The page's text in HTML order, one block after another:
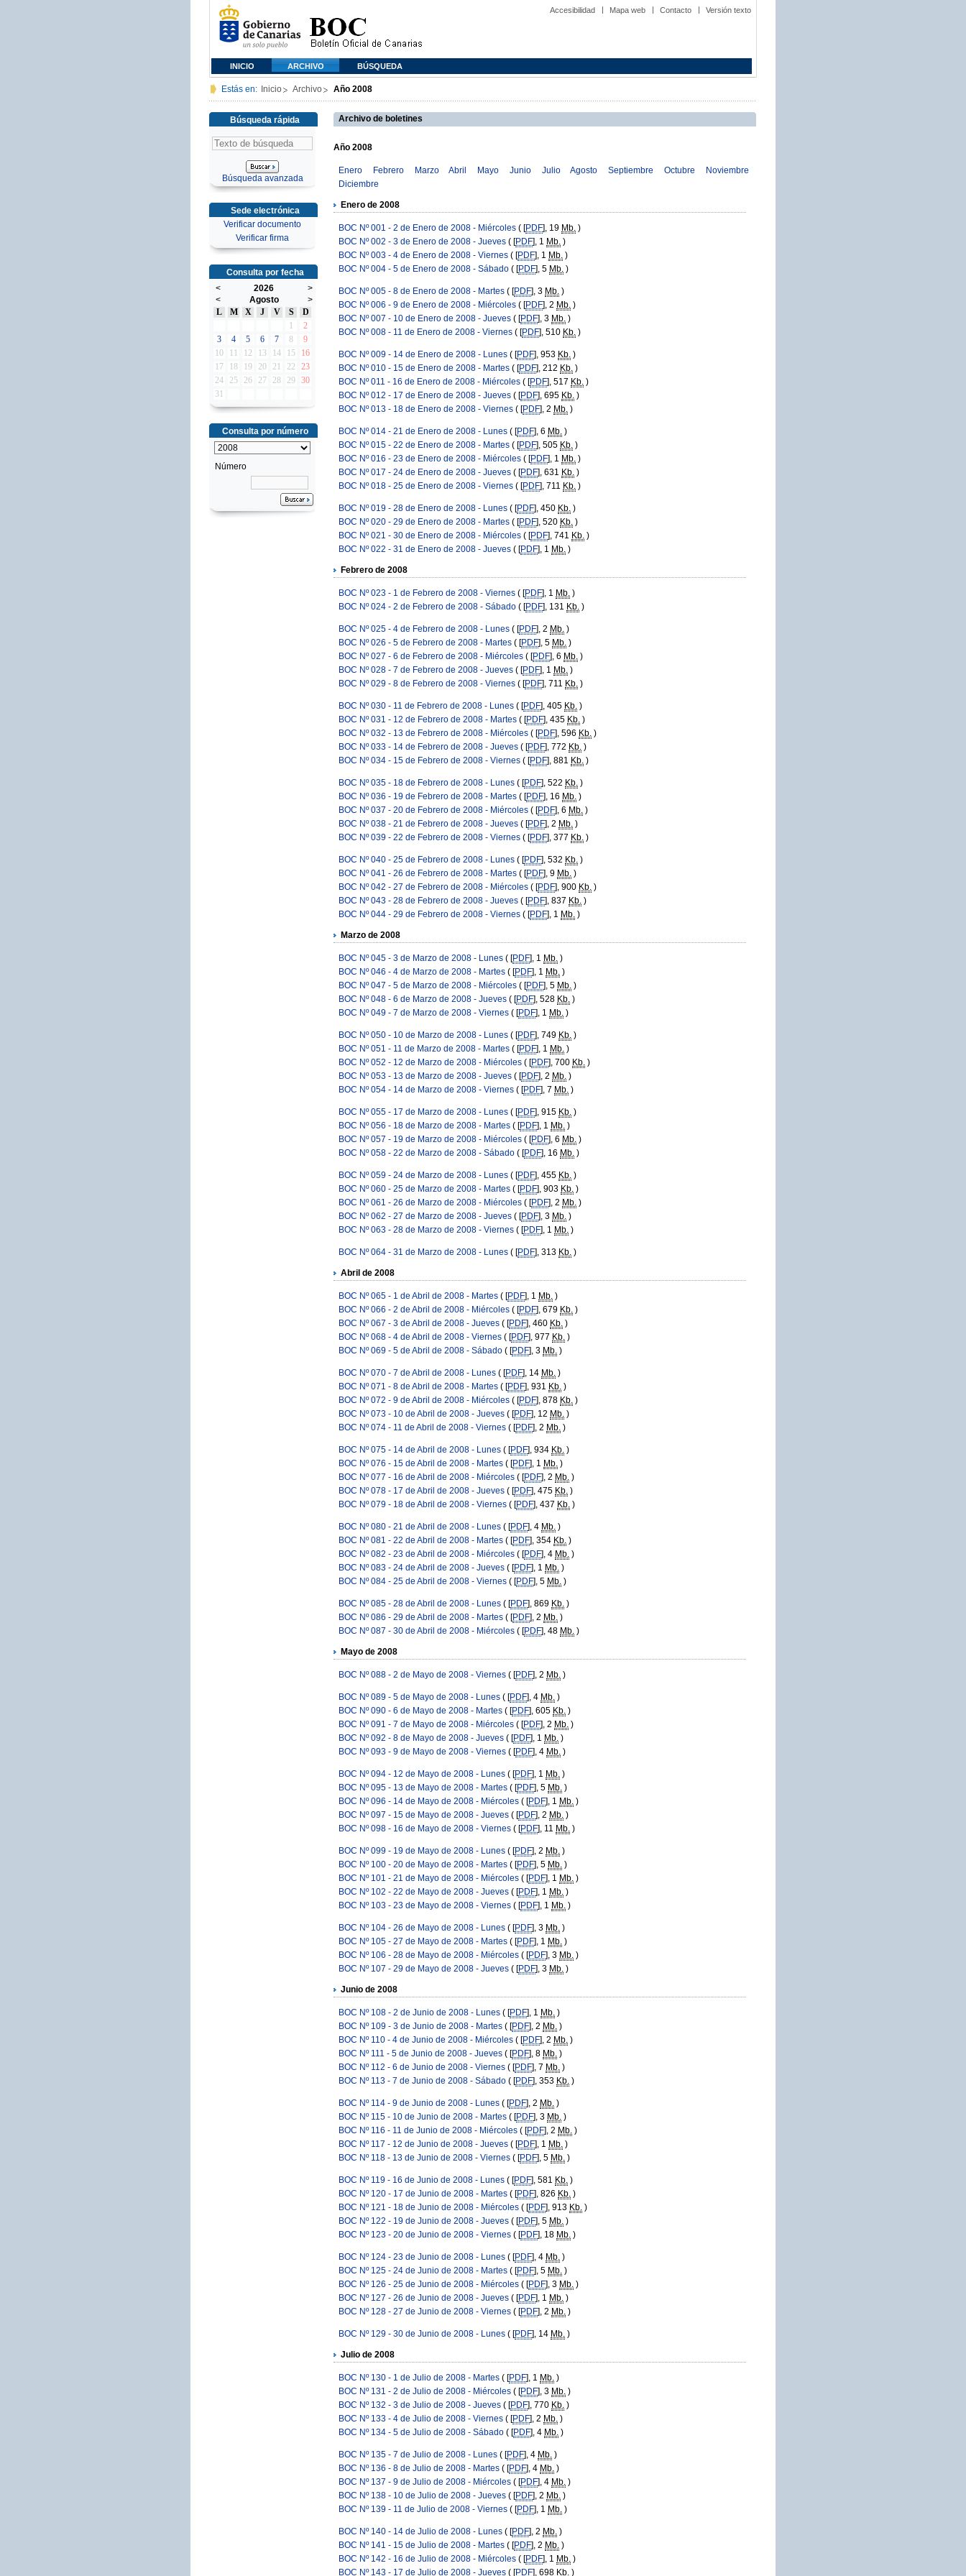
Accesibilidad Mapa web Contacto Versión texto
INICIO ARCHIVO BÚSQUEDA
Estás en: Inicio Archivo Año 2008
Archivo de boletines
Año 2008
Enero Febrero Marzo Abril Mayo Junio Julio Agosto Septiembre Octubre
Noviembre
Diciembre
Enero de 2008
BOC Nº 001 - 2 de Enero de 2008 - Miércoles ( [PDF], 19 Mb. )
BOC Nº 002 - 3 de Enero de 2008 - Jueves ( [PDF], 1 Mb. )
BOC Nº 003 - 4 de Enero de 2008 - Viernes ( [PDF], 1 Mb. )
BOC Nº 004 - 5 de Enero de 2008 - Sábado ( [PDF], 5 Mb. )
BOC Nº 005 - 8 de Enero de 2008 - Martes ( [PDF], 3 Mb. )
BOC Nº 006 - 9 de Enero de 2008 - Miércoles ( [PDF], 2 Mb. )
BOC Nº 007 - 10 de Enero de 2008 - Jueves ( [PDF], 3 Mb. )
BOC Nº 008 - 11 de Enero de 2008 - Viernes ( [PDF], 510 Kb. )
BOC Nº 009 - 14 de Enero de 2008 - Lunes ( [PDF], 953 Kb. )
BOC Nº 010 - 15 de Enero de 2008 - Martes ( [PDF], 212 Kb. )
BOC Nº 011 - 16 de Enero de 2008 - Miércoles ( [PDF], 517 Kb. )
BOC Nº 012 - 17 de Enero de 2008 - Jueves ( [PDF], 695 Kb. )
BOC Nº 013 - 18 de Enero de 2008 - Viernes ( [PDF], 2 Mb. )
BOC Nº 014 - 21 de Enero de 2008 - Lunes ( [PDF], 6 Mb. )
BOC Nº 015 - 22 de Enero de 2008 - Martes ( [PDF], 505 Kb. )
BOC Nº 016 - 23 de Enero de 2008 - Miércoles ( [PDF], 1 Mb. )
BOC Nº 017 - 24 de Enero de 2008 - Jueves ( [PDF], 631 Kb. )
BOC Nº 018 - 25 de Enero de 2008 - Viernes ( [PDF], 711 Kb. )
BOC Nº 019 - 28 de Enero de 2008 - Lunes ( [PDF], 450 Kb. )
BOC Nº 020 - 29 de Enero de 2008 - Martes ( [PDF], 520 Kb. )
BOC Nº 021 - 30 de Enero de 2008 - Miércoles ( [PDF], 741 Kb. )
BOC Nº 022 - 31 de Enero de 2008 - Jueves ( [PDF], 1 Mb. )
Febrero de 2008
BOC Nº 023 - 1 de Febrero de 2008 - Viernes ( [PDF], 1 Mb. )
BOC Nº 024 - 2 de Febrero de 2008 - Sábado ( [PDF], 131 Kb. )
BOC Nº 025 - 4 de Febrero de 2008 - Lunes ( [PDF], 2 Mb. )
BOC Nº 026 - 5 de Febrero de 2008 - Martes ( [PDF], 5 Mb. )
BOC Nº 027 - 6 de Febrero de 2008 - Miércoles ( [PDF], 6 Mb. )
BOC Nº 028 - 7 de Febrero de 2008 - Jueves ( [PDF], 1 Mb. )
BOC Nº 029 - 8 de Febrero de 2008 - Viernes ( [PDF], 711 Kb. )
BOC Nº 030 - 11 de Febrero de 2008 - Lunes ( [PDF], 405 Kb. )
BOC Nº 031 - 12 de Febrero de 2008 - Martes ( [PDF], 435 Kb. )
BOC Nº 032 - 13 de Febrero de 2008 - Miércoles ( [PDF], 596 Kb. )
BOC Nº 033 - 14 de Febrero de 2008 - Jueves ( [PDF], 772 Kb. )
BOC Nº 034 - 15 de Febrero de 2008 - Viernes ( [PDF], 881 Kb. )
BOC Nº 035 - 18 de Febrero de 2008 - Lunes ( [PDF], 522 Kb. )
BOC Nº 036 - 19 de Febrero de 2008 - Martes ( [PDF], 16 Mb. )
BOC Nº 037 - 20 de Febrero de 2008 - Miércoles ( [PDF], 6 Mb. )
BOC Nº 038 - 21 de Febrero de 2008 - Jueves ( [PDF], 2 Mb. )
BOC Nº 039 - 22 de Febrero de 2008 - Viernes ( [PDF], 377 Kb. )
BOC Nº 040 - 25 de Febrero de 2008 - Lunes ( [PDF], 532 Kb. )
BOC Nº 041 - 26 de Febrero de 2008 - Martes ( [PDF], 9 Mb. )
BOC Nº 042 - 27 de Febrero de 2008 - Miércoles ( [PDF], 900 Kb. )
BOC Nº 043 - 28 de Febrero de 2008 - Jueves ( [PDF], 837 Kb. )
BOC Nº 044 - 29 de Febrero de 2008 - Viernes ( [PDF], 1 Mb. )
Marzo de 2008
BOC Nº 045 - 3 de Marzo de 2008 - Lunes ( [PDF], 1 Mb. )
BOC Nº 046 - 4 de Marzo de 2008 - Martes ( [PDF], 1 Mb. )
BOC Nº 047 - 5 de Marzo de 2008 - Miércoles ( [PDF], 5 Mb. )
BOC Nº 048 - 6 de Marzo de 2008 - Jueves ( [PDF], 528 Kb. )
BOC Nº 049 - 7 de Marzo de 2008 - Viernes ( [PDF], 1 Mb. )
BOC Nº 050 - 10 de Marzo de 2008 - Lunes ( [PDF], 749 Kb. )
BOC Nº 051 - 11 de Marzo de 2008 - Martes ( [PDF], 1 Mb. )
BOC Nº 052 - 12 de Marzo de 2008 - Miércoles ( [PDF], 700 Kb. )
BOC Nº 053 - 13 de Marzo de 2008 - Jueves ( [PDF], 2 Mb. )
BOC Nº 054 - 14 de Marzo de 2008 - Viernes ( [PDF], 7 Mb. )
BOC Nº 055 - 17 de Marzo de 2008 - Lunes ( [PDF], 915 Kb. )
BOC Nº 056 - 18 de Marzo de 2008 - Martes ( [PDF], 1 Mb. )
BOC Nº 057 - 19 de Marzo de 2008 - Miércoles ( [PDF], 6 Mb. )
BOC Nº 058 - 22 de Marzo de 2008 - Sábado ( [PDF], 16 Mb. )
BOC Nº 059 - 24 de Marzo de 2008 - Lunes ( [PDF], 455 Kb. )
BOC Nº 060 - 25 de Marzo de 2008 - Martes ( [PDF], 903 Kb. )
BOC Nº 061 - 26 de Marzo de 2008 - Miércoles ( [PDF], 2 Mb. )
BOC Nº 062 - 27 de Marzo de 2008 - Jueves ( [PDF], 3 Mb. )
BOC Nº 063 - 28 de Marzo de 2008 - Viernes ( [PDF], 1 Mb. )
BOC Nº 064 - 31 de Marzo de 2008 - Lunes ( [PDF], 313 Kb. )
Abril de 2008
BOC Nº 065 - 1 de Abril de 2008 - Martes ( [PDF], 1 Mb. )
BOC Nº 066 - 2 de Abril de 2008 - Miércoles ( [PDF], 679 Kb. )
BOC Nº 067 - 3 de Abril de 2008 - Jueves ( [PDF], 460 Kb. )
BOC Nº 068 - 4 de Abril de 2008 - Viernes ( [PDF], 977 Kb. )
BOC Nº 069 - 5 de Abril de 2008 - Sábado ( [PDF], 3 Mb. )
BOC Nº 070 - 7 de Abril de 2008 - Lunes ( [PDF], 14 Mb. )
BOC Nº 071 - 8 de Abril de 2008 - Martes ( [PDF], 931 Kb. )
BOC Nº 072 - 9 de Abril de 2008 - Miércoles ( [PDF], 878 Kb. )
BOC Nº 073 - 10 de Abril de 2008 - Jueves ( [PDF], 12 Mb. )
BOC Nº 074 - 11 de Abril de 2008 - Viernes ( [PDF], 2 Mb. )
BOC Nº 075 - 14 de Abril de 2008 - Lunes ( [PDF], 934 Kb. )
BOC Nº 076 - 15 de Abril de 2008 - Martes ( [PDF], 1 Mb. )
BOC Nº 077 - 16 de Abril de 2008 - Miércoles ( [PDF], 2 Mb. )
BOC Nº 078 - 17 de Abril de 2008 - Jueves ( [PDF], 475 Kb. )
BOC Nº 079 - 18 de Abril de 2008 - Viernes ( [PDF], 437 Kb. )
BOC Nº 080 - 21 de Abril de 2008 - Lunes ( [PDF], 4 Mb. )
BOC Nº 081 - 22 de Abril de 2008 - Martes ( [PDF], 354 Kb. )
BOC Nº 082 - 23 de Abril de 2008 - Miércoles ( [PDF], 4 Mb. )
BOC Nº 083 - 24 de Abril de 2008 - Jueves ( [PDF], 1 Mb. )
BOC Nº 084 - 25 de Abril de 2008 - Viernes ( [PDF], 5 Mb. )
BOC Nº 085 - 28 de Abril de 2008 - Lunes ( [PDF], 869 Kb. )
BOC Nº 086 - 29 de Abril de 2008 - Martes ( [PDF], 2 Mb. )
BOC Nº 087 - 30 de Abril de 2008 - Miércoles ( [PDF], 48 Mb. )
Mayo de 2008
BOC Nº 088 - 2 de Mayo de 2008 - Viernes ( [PDF], 2 Mb. )
BOC Nº 089 - 5 de Mayo de 2008 - Lunes ( [PDF], 4 Mb. )
BOC Nº 090 - 6 de Mayo de 2008 - Martes ( [PDF], 605 Kb. )
BOC Nº 091 - 7 de Mayo de 2008 - Miércoles ( [PDF], 2 Mb. )
BOC Nº 092 - 8 de Mayo de 2008 - Jueves ( [PDF], 1 Mb. )
BOC Nº 093 - 9 de Mayo de 2008 - Viernes ( [PDF], 4 Mb. )
BOC Nº 094 - 12 de Mayo de 2008 - Lunes ( [PDF], 1 Mb. )
BOC Nº 095 - 13 de Mayo de 2008 - Martes ( [PDF], 5 Mb. )
BOC Nº 096 - 14 de Mayo de 2008 - Miércoles ( [PDF], 1 Mb. )
BOC Nº 097 - 15 de Mayo de 2008 - Jueves ( [PDF], 2 Mb. )
BOC Nº 098 - 16 de Mayo de 2008 - Viernes ( [PDF], 11 Mb. )
BOC Nº 099 - 19 de Mayo de 2008 - Lunes ( [PDF], 2 Mb. )
BOC Nº 100 - 20 de Mayo de 2008 - Martes ( [PDF], 5 Mb. )
BOC Nº 101 - 21 de Mayo de 2008 - Miércoles ( [PDF], 1 Mb. )
BOC Nº 102 - 22 de Mayo de 2008 - Jueves ( [PDF], 1 Mb. )
BOC Nº 103 - 23 de Mayo de 2008 - Viernes ( [PDF], 1 Mb. )
BOC Nº 104 - 26 de Mayo de 2008 - Lunes ( [PDF], 3 Mb. )
BOC Nº 105 - 27 de Mayo de 2008 - Martes ( [PDF], 1 Mb. )
BOC Nº 106 - 28 de Mayo de 2008 - Miércoles ( [PDF], 3 Mb. )
BOC Nº 107 - 29 de Mayo de 2008 - Jueves ( [PDF], 3 Mb. )
Junio de 2008
BOC Nº 108 - 2 de Junio de 2008 - Lunes ( [PDF], 1 Mb. )
BOC Nº 109 - 3 de Junio de 2008 - Martes ( [PDF], 2 Mb. )
BOC Nº 110 - 4 de Junio de 2008 - Miércoles ( [PDF], 2 Mb. )
BOC Nº 111 - 5 de Junio de 2008 - Jueves ( [PDF], 8 Mb. )
BOC Nº 112 - 6 de Junio de 2008 - Viernes ( [PDF], 7 Mb. )
BOC Nº 113 - 7 de Junio de 2008 - Sábado ( [PDF], 353 Kb. )
BOC Nº 114 - 9 de Junio de 2008 - Lunes ( [PDF], 2 Mb. )
BOC Nº 115 - 10 de Junio de 2008 - Martes ( [PDF], 3 Mb. )
BOC Nº 116 - 11 de Junio de 2008 - Miércoles ( [PDF], 2 Mb. )
BOC Nº 117 - 12 de Junio de 2008 - Jueves ( [PDF], 1 Mb. )
BOC Nº 118 - 13 de Junio de 2008 - Viernes ( [PDF], 5 Mb. )
BOC Nº 119 - 16 de Junio de 2008 - Lunes ( [PDF], 581 Kb. )
BOC Nº 120 - 17 de Junio de 2008 - Martes ( [PDF], 826 Kb. )
BOC Nº 121 - 18 de Junio de 2008 - Miércoles ( [PDF], 913 Kb. )
BOC Nº 122 - 19 de Junio de 2008 - Jueves ( [PDF], 5 Mb. )
BOC Nº 123 - 20 de Junio de 2008 - Viernes ( [PDF], 18 Mb. )
BOC Nº 124 - 23 de Junio de 2008 - Lunes ( [PDF], 4 Mb. )
BOC Nº 125 - 24 de Junio de 2008 - Martes ( [PDF], 5 Mb. )
BOC Nº 126 - 25 de Junio de 2008 - Miércoles ( [PDF], 3 Mb. )
BOC Nº 127 - 26 de Junio de 2008 - Jueves ( [PDF], 1 Mb. )
BOC Nº 128 - 27 de Junio de 2008 - Viernes ( [PDF], 2 Mb. )
BOC Nº 129 - 30 de Junio de 2008 - Lunes ( [PDF], 14 Mb. )
Julio de 2008
BOC Nº 130 - 1 de Julio de 2008 - Martes ( [PDF], 1 Mb. )
BOC Nº 131 - 2 de Julio de 2008 - Miércoles ( [PDF], 3 Mb. )
BOC Nº 132 - 3 de Julio de 2008 - Jueves ( [PDF], 770 Kb. )
BOC Nº 133 - 4 de Julio de 2008 - Viernes ( [PDF], 2 Mb. )
BOC Nº 134 - 5 de Julio de 2008 - Sábado ( [PDF], 4 Mb. )
BOC Nº 135 - 7 de Julio de 2008 - Lunes ( [PDF], 4 Mb. )
BOC Nº 136 - 8 de Julio de 2008 - Martes ( [PDF], 4 Mb. )
BOC Nº 137 - 9 de Julio de 2008 - Miércoles ( [PDF], 4 Mb. )
BOC Nº 138 - 10 de Julio de 2008 - Jueves ( [PDF], 2 Mb. )
BOC Nº 139 - 11 de Julio de 2008 - Viernes ( [PDF], 1 Mb. )
BOC Nº 140 - 14 de Julio de 2008 - Lunes ( [PDF], 2 Mb. )
BOC Nº 141 - 15 de Julio de 2008 - Martes ( [PDF], 2 Mb. )
BOC Nº 142 - 16 de Julio de 2008 - Miércoles ( [PDF], 1 Mb. )
BOC Nº 143 - 17 de Julio de 2008 - Jueves ( [PDF], 698 Kb. )